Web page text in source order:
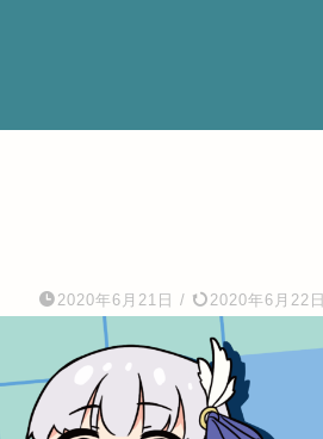
2020年6月21日 / 2020年6月22日